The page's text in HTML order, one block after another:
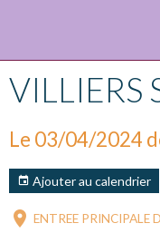
VILLIERS
Le 03/04/2024
Ajouter au calendrier
ENTREE PRINCIPALE